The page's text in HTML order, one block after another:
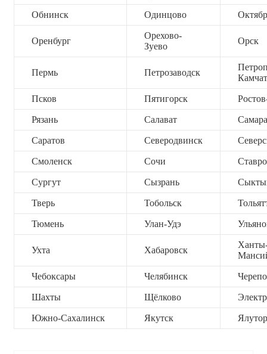
Обнинск Одинцово
Оренбург
Орехово-
Зуево
Орск
Пермь Петрозаводск
Псков Пятигорск
Рязань Салават Самара
Саратов Северодвинск
Смоленск Сочи
Сургут Сызрань
Тверь Тобольск
Тюмень Улан-Удэ
Ухта Хабаровск
Чебоксары Челябинск
Шахты Щёлково
Южно-Сахалинск Якутск